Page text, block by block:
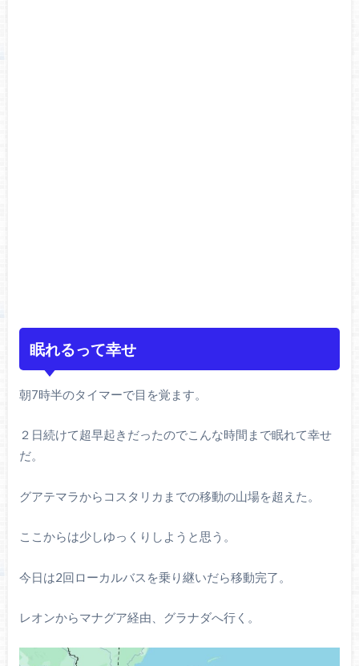
眠れるって幸せ
朝7時半のタイマーで目を覚ます。
２日続けて超早起きだったのでこんな時間まで眠れて幸せ
だ。
グアテマラからコスタリカまでの移動の山場を超えた。
ここからは少しゆっくりしようと思う。
今日は2回ローカルバスを乗り継いだら移動完了。
レオンからマナグア経由、グラナダへ行く。